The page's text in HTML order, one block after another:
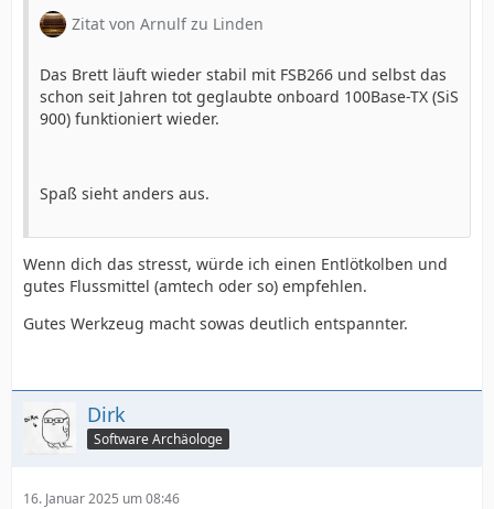
Zitat von Arnulf zu Linden
Das Brett läuft wieder stabil mit FSB266 und selbst das
schon seit Jahren tot geglaubte onboard 100Base-TX (SiS
900) funktioniert wieder.
Spaß sieht anders aus.
Wenn dich das stresst, würde ich einen Entlötkolben und
gutes Flussmittel (amtech oder so) empfehlen.
Gutes Werkzeug macht sowas deutlich entspannter.
Dirk
Software Archäologe
16. Januar 2025 um 08:46